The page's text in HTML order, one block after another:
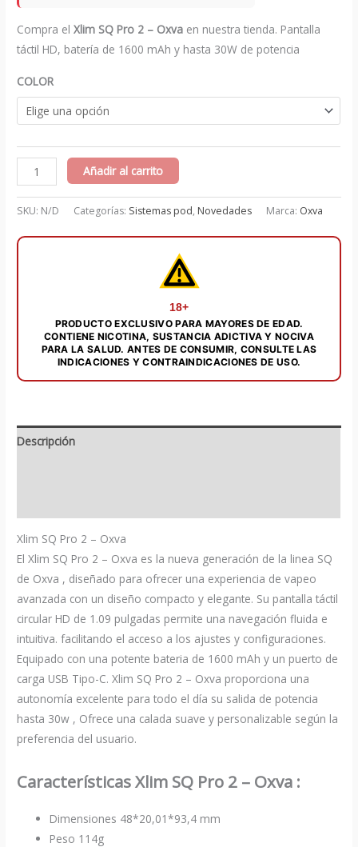
Compra elXlim SQ Pro 2 – Oxva en nuestra tienda. Pantalla
táctil HD, batería de 1600 mAh y hasta 30W de potencia
COLOR
Xlim
SQ
Pro
-
Añadir al carrito
SKU: N/D Categorías: Sistemas pod, Novedades Marca: Oxva
18+
PRODUCTO EXCLUSIVO PARA MAYORES DE EDAD.
CONTIENE NICOTINA, SUSTANCIA ADICTIVA Y NOCIVA
PARA LA SALUD. ANTES DE CONSUMIR, CONSULTE LAS
INDICACIONES Y CONTRAINDICACIONES DE USO.
Descripción
Xlim SQ Pro 2 – Oxva
El Xlim SQ Pro 2 – Oxva es la nueva generación de la linea SQ
de Oxva , diseñado para ofrecer una experiencia de vapeo
avanzada con un diseño compacto y elegante. Su pantalla táctil
circular HD de 1.09 pulgadas permite una navegación fluida e
intuitiva. facilitando el acceso a los ajustes y configuraciones.
Equipado con una potente bateria de 1600 mAh y un puerto de
carga USB Tipo-C. Xlim SQ Pro 2 – Oxva proporciona una
autonomía excelente para todo el día su salida de potencia
hasta 30w , Ofrece una calada suave y personalizable según la
preferencia del usuario.
Características Xlim SQ Pro 2 – Oxva :
Dimensiones 48*20,01*93,4 mm
Peso 114g